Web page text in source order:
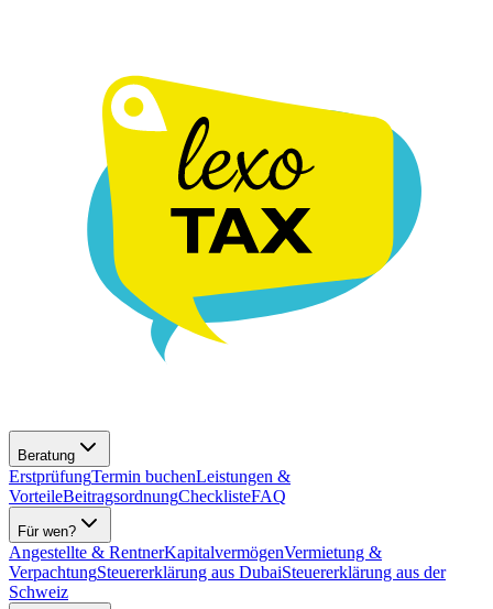
Beratung
ErstprüfungTermin buchenLeistungen &
VorteileBeitragsordnungChecklisteFAQ
Für wen?
Angestellte & RentnerKapitalvermögenVermietung &
VerpachtungSteuererklärung aus DubaiSteuererklärung aus der
Schweiz